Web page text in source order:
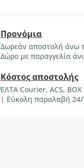
Προνόμια
Δωρεάν αποστολή άνω
Δώρο με παραγγελία
Κόστος αποστολής
ΕΛΤΑ Courier, ACS,
| Εύκολη παραλαβή